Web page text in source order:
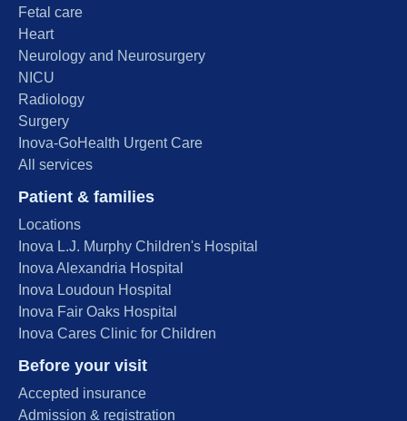
Fetal care
Heart
Neurology and Neurosurgery
NICU
Radiology
Surgery
Inova-GoHealth Urgent Care
All services
Patient & families
Locations
Inova L.J. Murphy Children's Hospital
Inova Alexandria Hospital
Inova Loudoun Hospital
Inova Fair Oaks Hospital
Inova Cares Clinic for Children
Before your visit
Accepted insurance
Admission & registration